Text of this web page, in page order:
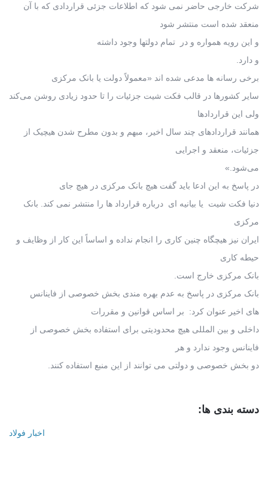
شرکت خارجی حاضر نمی شود که اطلاعات جزئی قراردادی که با آن
منعقد شده است منتشر شود
و این رویه همواره و در تمام دولتها وجود داشته
و دارد.
برخی رسانه ها مدعی شده اند «معمولاً دولت یا بانک مرکزی
سایر کشورها در قالب فکت شیت جزئیات را تا حدود زیادی روشن می‌کند
ولی این قراردادها
همانند قراردادهای چند سال اخیر، مبهم و بدون مطرح شدن هیچیک از
جزئیات، منعقد و اجرایی
می‌شود.»
در پاسخ به این ادعا باید گفت هیچ بانک مرکزی در هیچ جای
دنیا فکت شیت یا بیانیه ای درباره قرارداد ها را منتشر نمی کند. بانک
مرکزی
ایران نیز هیچگاه چنین کاری را انجام نداده و اساساً این کار از وظایف و
حیطه کاری
بانک مرکزی خارج است.
بانک مرکزی در پاسخ به عدم بهره مندی بخش خصوصی از فاینانس
های اخیر عنوان کرد: بر اساس قوانین و مقررات
داخلی و بین المللی هیچ محدودیتی برای استفاده بخش خصوصی از
فاینانس وجود ندارد و هر
دو بخش خصوصی و دولتی می توانند از این منبع استفاده کنند.
دسته بندی ها:
اخبار فولاد